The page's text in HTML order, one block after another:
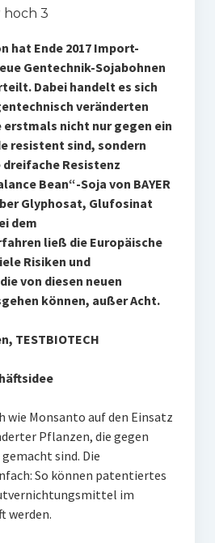
3
hat Ende 2017 Import-
Gentechnik-Sojabohnen
Dabei handelt es sich
veränderten
nicht nur gegen ein
resistent sind, sondern
Resistenz
Bean“-Soja von BAYER
Glyphosat, Glufosinat
dem
ließ die Europäische
Risiken und
von diesen neuen
können, außer Acht.
TESTBIOTECH
wie Monsanto auf den Einsatz
Pflanzen, die gegen
sind. Die
So können patentiertes
im
werden.